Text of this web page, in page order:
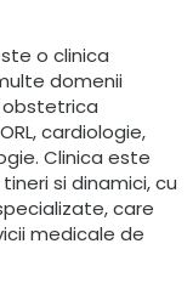
o clinica
domenii
obstetrica
cardiologie,
Clinica este
si dinamici, cu
care
medicale de